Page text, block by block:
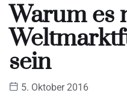
Warum es
sein
5. Oktober 2016